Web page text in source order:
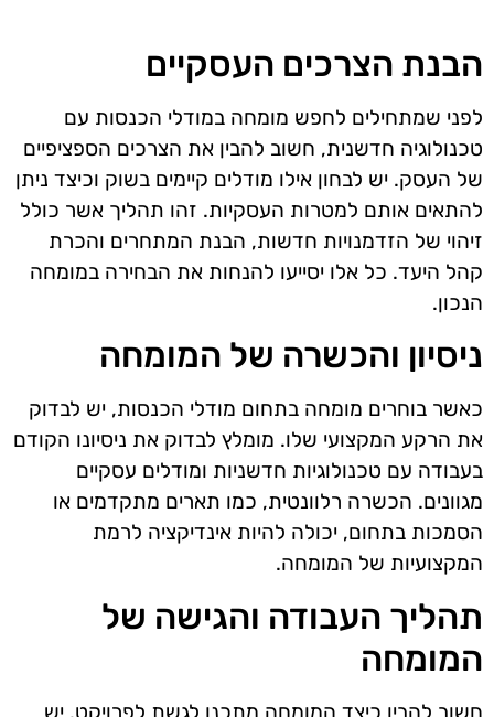
הבנת הצרכים העסקיים
לפני שמתחילים לחפש מומחה במודלי הכנסות עם
טכנולוגיה חדשנית, חשוב להבין את הצרכים הספציפיים
של העסק. יש לבחון אילו מודלים קיימים בשוק וכיצד ניתן
להתאים אותם למטרות העסקיות. זהו תהליך אשר כולל
זיהוי של הזדמנויות חדשות, הבנת המתחרים והכרת
קהל היעד. כל אלו יסייעו להנחות את הבחירה במומחה
הנכון.
ניסיון והכשרה של המומחה
כאשר בוחרים מומחה בתחום מודלי הכנסות, יש לבדוק
את הרקע המקצועי שלו. מומלץ לבדוק את ניסיונו הקודם
בעבודה עם טכנולוגיות חדשניות ומודלים עסקיים
מגוונים. הכשרה רלוונטית, כמו תארים מתקדמים או
הסמכות בתחום, יכולה להיות אינדיקציה לרמת
המקצועיות של המומחה.
תהליך העבודה והגישה של
המומחה
חשוב להבין כיצד המומחה מתכנן לגשת לפרויקט. יש